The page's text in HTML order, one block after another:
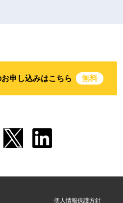
申し込みはこちら 無料
個人情報保護方針